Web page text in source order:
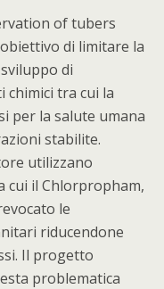
of tubers
di limitare la
di
chimici tra cui la
per la salute umana
stabilite.
utilizzano
cui il Chlorpropham,
le
riducendone
Il progetto
problematica